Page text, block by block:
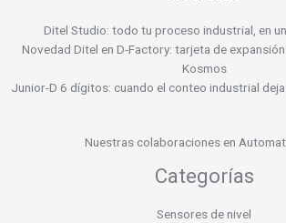
Ditel Studio: todo tu proceso industrial, en
Novedad Ditel en D-Factory: tarjeta de
Kosmos
Junior-D 6 dígitos: cuando el conteo industrial
Nuestras colaboraciones en
Categorías
Sensores de nivel